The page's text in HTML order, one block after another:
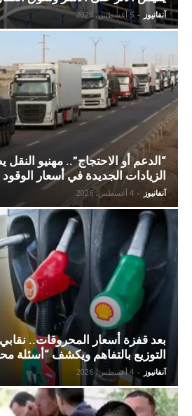
آنفانيوز - 5 أغسطس، 2026
“الدعم أو الاحتجاج”.. مهنيو
الزيادات الجديدة في أسعار الوقود
آنفانيوز - 4 أغسطس، 2026
بعد قفزة أسعار المحروقات..
التوزيع بالتفاهم ويكشف “أسئلة
آنفانيوز - 4 أغسطس، 2026